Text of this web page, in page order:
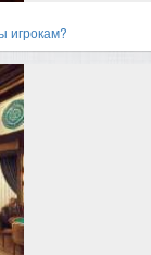
игрокам?